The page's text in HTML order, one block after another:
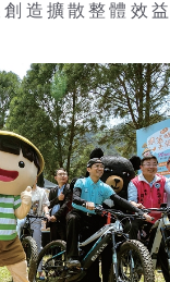
造擴散整體效益